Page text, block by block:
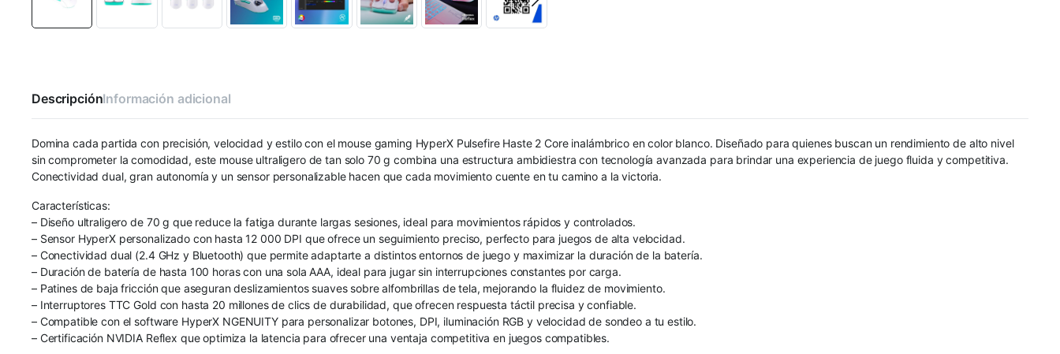
DescripciónInformación adicional
Domina cada partida con precisión, velocidad y estilo con el mouse gaming HyperX Pulsefire Haste 2 Core inalámbrico en color blanco. Diseñado para quienes buscan un rendimiento de alto nivel
sin comprometer la comodidad, este mouse ultraligero de tan solo 70 g combina una estructura ambidiestra con tecnología avanzada para brindar una experiencia de juego fluida y competitiva.
Conectividad dual, gran autonomía y un sensor personalizable hacen que cada movimiento cuente en tu camino a la victoria.
Características:
– Diseño ultraligero de 70 g que reduce la fatiga durante largas sesiones, ideal para movimientos rápidos y controlados.
– Sensor HyperX personalizado con hasta 12 000 DPI que ofrece un seguimiento preciso, perfecto para juegos de alta velocidad.
– Conectividad dual (2.4 GHz y Bluetooth) que permite adaptarte a distintos entornos de juego y maximizar la duración de la batería.
– Duración de batería de hasta 100 horas con una sola AAA, ideal para jugar sin interrupciones constantes por carga.
– Patines de baja fricción que aseguran deslizamientos suaves sobre alfombrillas de tela, mejorando la fluidez de movimiento.
– Interruptores TTC Gold con hasta 20 millones de clics de durabilidad, que ofrecen respuesta táctil precisa y confiable.
– Compatible con el software HyperX NGENUITY para personalizar botones, DPI, iluminación RGB y velocidad de sondeo a tu estilo.
– Certificación NVIDIA Reflex que optimiza la latencia para ofrecer una ventaja competitiva en juegos compatibles.